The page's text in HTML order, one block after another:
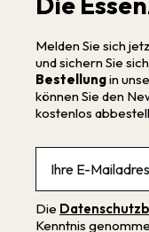
Melden Sie sich
und sichern Sie sich
Bestellungin
können Sie den
kostenlos
Die
Kenntnis